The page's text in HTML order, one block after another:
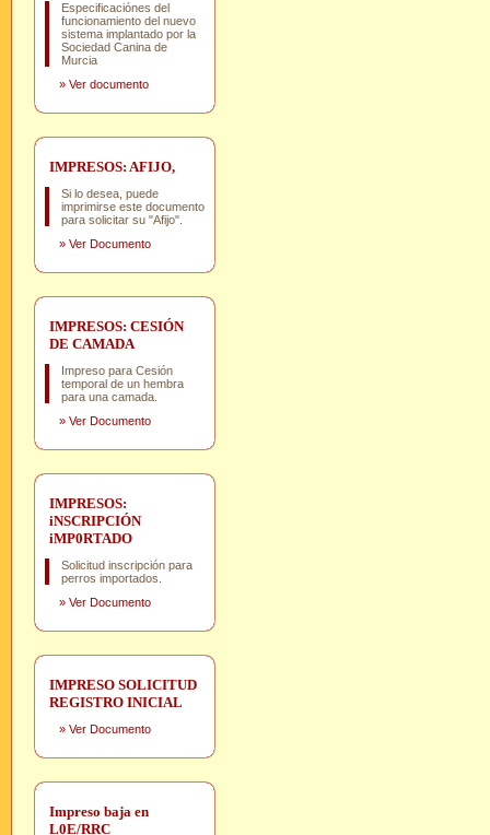
Especificaciónes del
funcionamiento del nuevo
sistema implantado por la
Sociedad Canina de
Murcia
» Ver documento
IMPRESOS: AFIJO,
Si lo desea, puede
imprimirse este documento
para solicitar su "Afijo".
» Ver Documento
IMPRESOS: CESIÓN
DE CAMADA
Impreso para Cesión
temporal de un hembra
para una camada.
» Ver Documento
IMPRESOS:
iNSCRIPCIÓN
iMP0RTADO
Solicitud inscripción para
perros importados.
» Ver Documento
IMPRESO SOLICITUD
REGISTRO INICIAL
» Ver Documento
Impreso baja en
L0E/RRC